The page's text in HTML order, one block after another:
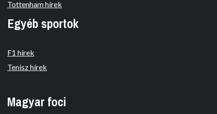
Tottenham hírek
Egyéb sportok
F1 hírek
Tenisz hírek
Magyar foci